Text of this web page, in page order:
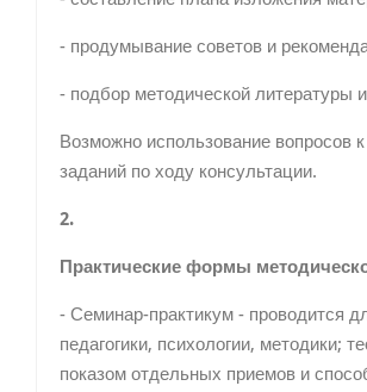
- продумывание советов и
- подбор методической литературы
Возможно использование вопросов
заданий по ходу консультации.
2.
Практические формы
- Семинар-практикум - проводится
педагогики, психологии, методики;
показом отдельных приемов и